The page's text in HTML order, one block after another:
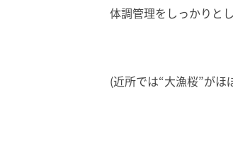
体調管理をしっかりと
(近所では“大漁桜”が